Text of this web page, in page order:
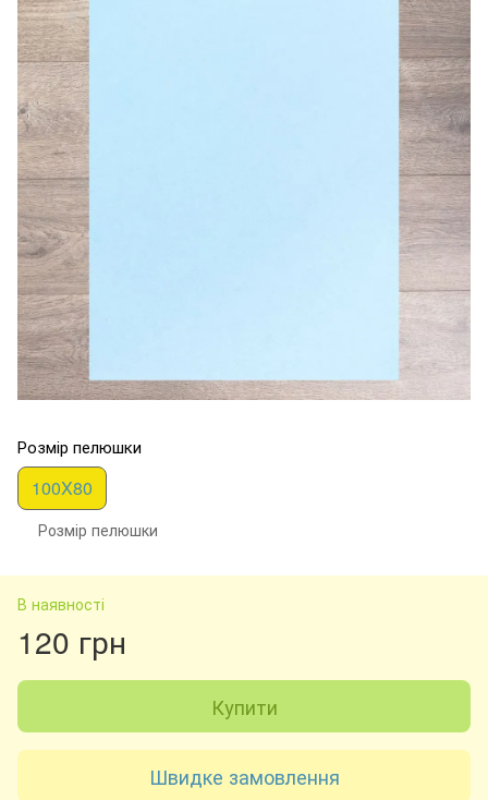
Розмір пелюшки
100X80
Розмір пелюшки
В наявності
120 грн
Купити
Швидке замовлення